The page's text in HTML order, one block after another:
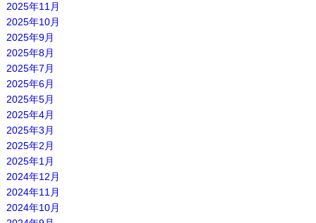
2025年11月
2025年10月
2025年9月
2025年8月
2025年7月
2025年6月
2025年5月
2025年4月
2025年3月
2025年2月
2025年1月
2024年12月
2024年11月
2024年10月